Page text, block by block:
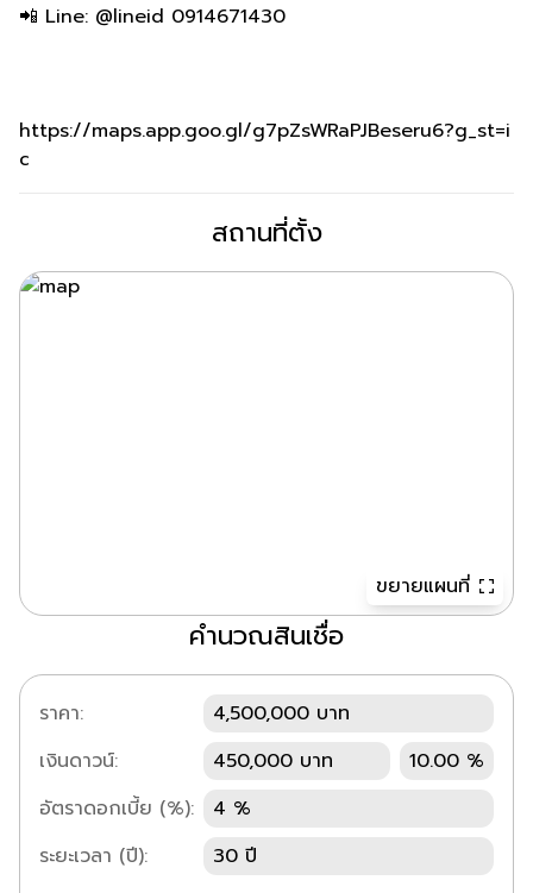
📲 Line: @lineid 0914671430
https://maps.app.goo.gl/g7pZsWRaPJBeseru6?g_st=i
c
สถานที่ตั้ง
ขยายแผนที่
คำนวณสินเชื่อ
ราคา:
4,500,000 บาท
เงินดาวน์:
450,000 บาท
10.00 %
อัตราดอกเบี้ย (%):
4 %
ระยะเวลา (ปี):
30 ปี